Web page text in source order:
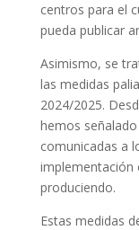
centros para el
pueda publicar
Asimismo, se
las medidas
2024/2025.
hemos
comunicadas a
implementación
produciendo.
Estas medidas